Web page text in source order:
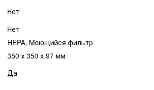
Нет
Нет
HEPA, Моющийся фильтр
350 х 350 х 97 мм
Да